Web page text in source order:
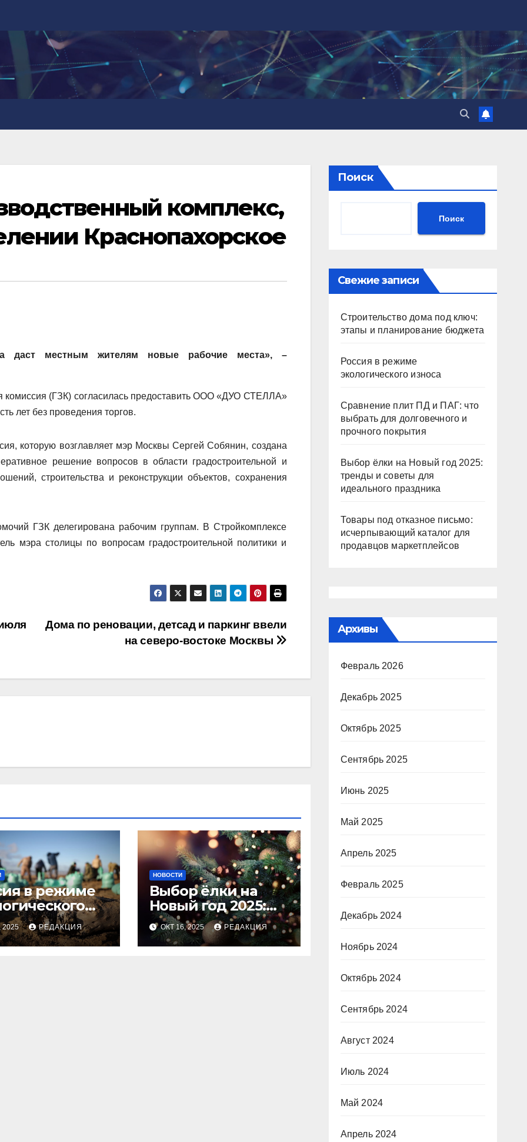
комплекс,
Краснопахорское
даст местным жителям новые рабочие места», –
комиссия (ГЗК) согласилась предоставить ООО «ДУО СТЕЛЛА»
лет без проведения торгов.
которую возглавляет мэр Москвы Сергей Собянин, создана
решение вопросов в области градостроительной и
строительства и реконструкции объектов, сохранения
ГЗК делегирована рабочим группам. В Стройкомплексе
мэра столицы по вопросам градостроительной политики и
Дома по реновации, детсад и паркинг ввели
на северо-востоке Москвы
в режиме
2025 РЕДАКЦИЯ
НОВОСТИ
Выбор ёлки на
Новый год 2025:
тренды и советы
для идеального
праздника
ОКТ 16, 2025 РЕДАКЦИЯ
Поиск
Поиск
Свежие записи
Строительство дома под ключ:
этапы и планирование бюджета
Россия в режиме
экологического износа
Сравнение плит ПД и ПАГ: что
выбрать для долговечного и
прочного покрытия
Выбор ёлки на Новый год 2025:
тренды и советы для
идеального праздника
Товары под отказное письмо:
исчерпывающий каталог для
продавцов маркетплейсов
Архивы
Февраль 2026
Декабрь 2025
Октябрь 2025
Сентябрь 2025
Июнь 2025
Май 2025
Апрель 2025
Февраль 2025
Декабрь 2024
Ноябрь 2024
Октябрь 2024
Сентябрь 2024
Август 2024
Июль 2024
Май 2024
Апрель 2024